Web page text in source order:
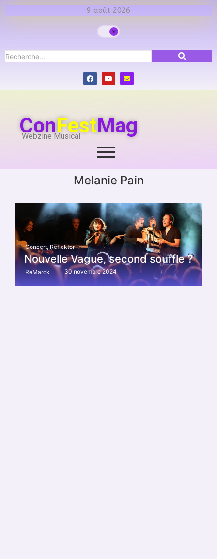
9 août 2026
ConFestMag
Webzine Musical
Melanie Pain
Concert, Reflektor
Nouvelle Vague, second souffle ?
ReMarck 30 novembre 2024